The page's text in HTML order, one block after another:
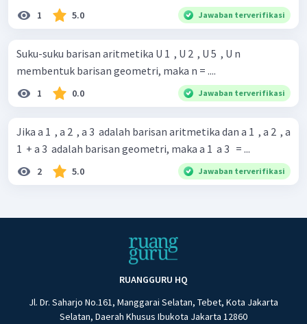
1 5.0 Jawaban terverifikasi
Suku-suku barisan aritmetika U 1 ​ , U 2 ​ , U 5 ​ , U n ​
membentuk barisan geometri, maka n = ....
1 0.0 Jawaban terverifikasi
Jika a 1 ​ , a 2 ​ , a 3 ​ adalah barisan aritmetika dan a 1 ​ , a 2 ​ , a
1 ​ + a 3 ​ adalah barisan geometri, maka a 1 ​ a 3 ​ ​ = ...
2 5.0 Jawaban terverifikasi
RUANGGURU HQ
Jl. Dr. Saharjo No.161, Manggarai Selatan, Tebet, Kota Jakarta
Selatan, Daerah Khusus Ibukota Jakarta 12860